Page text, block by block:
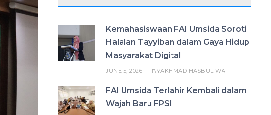
Kemahasiswaan FAI Umsida Soroti
Halalan Tayyiban dalam Gaya Hidup
Masyarakat Digital
JUNE 5, 2026 BYAKHMAD HASBUL WAFI
FAI Umsida Terlahir Kembali dalam
Wajah Baru FPSI